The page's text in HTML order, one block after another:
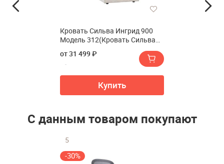
Кровать Сильва Ингрид 900
Модель 312(Кровать Сильва
от 31 499 ₽
Купить
С данным товаром покупают
5
-30%